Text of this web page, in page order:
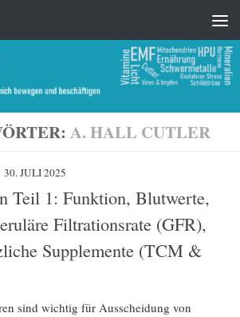
A. HALL CUTLER
30. JULI 2025
Teil 1: Funktion, Blutwerte,
Filtrationsrate (GFR),
Supplemente (TCM &
sind wichtig für Ausscheidung von